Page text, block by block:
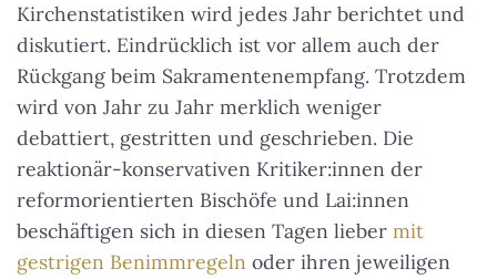
Kirchenstatistiken wird jedes Jahr berichtet und
diskutiert. Eindrücklich ist vor allem auch der
Rückgang beim Sakramentenempfang. Trotzdem
wird von Jahr zu Jahr merklich weniger
debattiert, gestritten und geschrieben. Die
reaktionär-konservativen Kritiker:innen der
reformorientierten Bischöfe und Lai:innen
beschäftigen sich in diesen Tagen lieber mit
gestrigen Benimmregeln oder ihren jeweiligen